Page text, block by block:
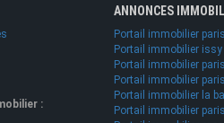
:
ANNONCES
Portail immobilier paris
Portail immobilier
Portail immobilier paris
Portail immobilier paris
Portail immobilier la
Portail immobilier paris